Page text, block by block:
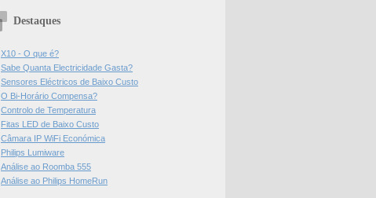
Destaques
X10 - O que é?
Sabe Quanta Electricidade Gasta?
Sensores Eléctricos de Baixo Custo
O Bi-Horário Compensa?
Controlo de Temperatura
Fitas LED de Baixo Custo
Câmara IP WiFi Económica
Philips Lumiware
Análise ao Roomba 555
Análise ao Philips HomeRun